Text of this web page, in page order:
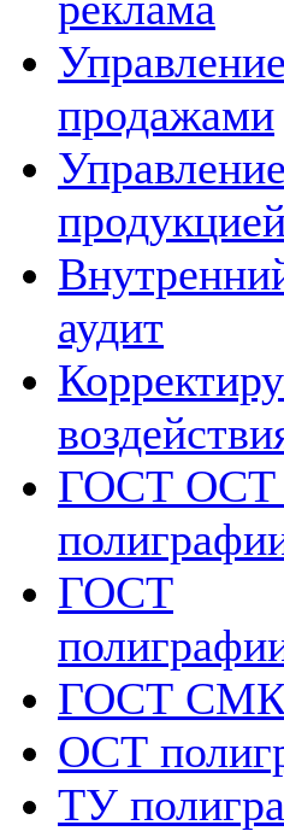
Управление
продажами
Управление
аудит
ГОСТ
ГОСТ
ГОСТ СМК
ОСТ
ТУ